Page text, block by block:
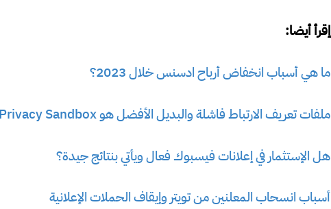
إقرأ أيضا:
ما هي أسباب انخفاض أرباح ادسنس خلال 2023؟
ملفات تعريف الارتباط فاشلة والبديل الأفضل هو Privacy Sandbox
هل الإستثمار في إعلانات فيسبوك فعال ويأتي بنتائج جيدة؟
أسباب انسحاب المعلنين من تويتر وإيقاف الحملات الإعلانية